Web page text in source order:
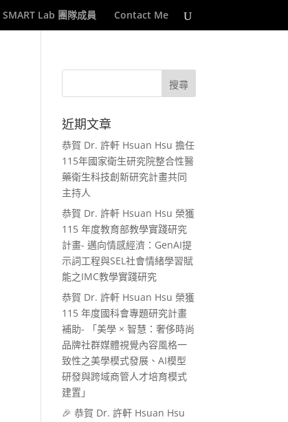
SMART Lab 團隊成員 Contact Me
近期文章
恭賀 Dr. 許軒 Hsuan Hsu 擔任
115年國家衛生研究院整合性醫
藥衛生科技創新研究計畫共同
主持人
恭賀 Dr. 許軒 Hsuan Hsu 榮獲
115 年度教育部教學實踐研究
計畫- 邁向情感經濟：GenAI提
示詞工程與SEL社會情緒學習賦
能之IMC教學實踐研究
恭賀 Dr. 許軒 Hsuan Hsu 榮獲
115 年度國科會專題研究計畫
補助- 「美學 × 智慧：奢侈時尚
品牌社群媒體視覺內容風格一
致性之美學模式發展、AI模型
研發與跨域商管人才培育模式
建置」
🎉 恭賀 Dr. 許軒 Hsuan Hsu